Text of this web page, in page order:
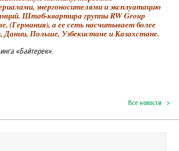
энергоносителями и эксплуатацию
Штаб-квартира группы RW Group
(Германия), а ее сеть насчитывает более
Дании, Польше, Узбекистане и Казахстане.
«Байтерек».
Все новости